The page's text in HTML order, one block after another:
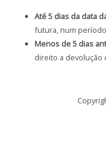
Até 5 dias da data
futura, num
Menos de 5 dias
direito a devolução